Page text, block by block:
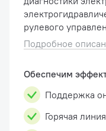
рулевого
запускать агрегат
отдельно от
Подробное
Обеспечим
Поддержка
Горячая линия